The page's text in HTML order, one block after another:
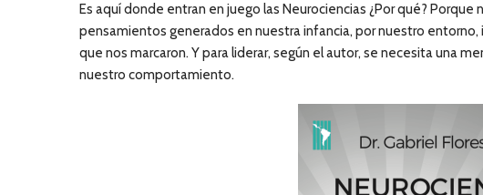
Es aquí donde entran en juego las Neurociencias ¿Por qué?
pensamientos generados en nuestra infancia, por nuestro
que nos marcaron. Y para liderar, según el autor, se necesita una
nuestro comportamiento.